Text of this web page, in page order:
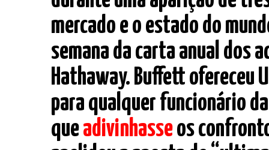
mercado e o estado do
semana da carta anual dos
Hathaway. Buffett ofereceu
para qualquer funcionário
queadivinhasseos